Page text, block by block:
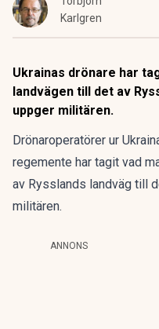
Karlgren
Ukrainas drönare har
landvägen till det av
uppger militären.
Drönaroperatörer ur
regemente har tagit vad
av Rysslands landväg till
militären.
ANNONS